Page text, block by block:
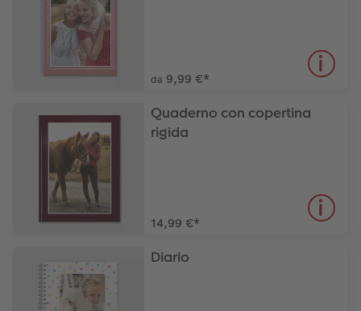
da 9,99 €*
Quaderno con copertina
rigida
14,99 €*
Diario